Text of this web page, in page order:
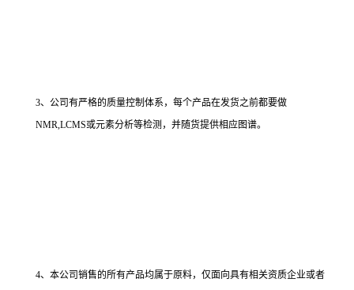
3、公司有严格的质量控制体系，每个产品在发货之前都要做
NMR,LCMS或元素分析等检测，并随货提供相应图谱。
4、本公司销售的所有产品均属于原料，仅面向具有相关资质企业或者